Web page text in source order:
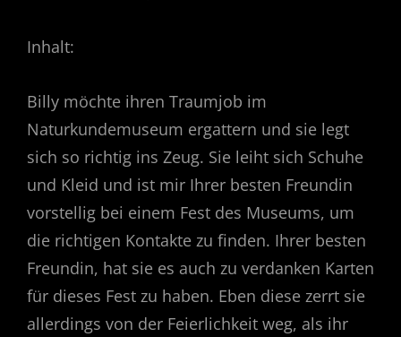
Inhalt:
Billy möchte ihren Traumjob im
Naturkundemuseum ergattern und sie legt
sich so richtig ins Zeug. Sie leiht sich Schuhe
und Kleid und ist mir Ihrer besten Freundin
vorstellig bei einem Fest des Museums, um
die richtigen Kontakte zu finden. Ihrer besten
Freundin, hat sie es auch zu verdanken Karten
für dieses Fest zu haben. Eben diese zerrt sie
allerdings von der Feierlichkeit weg, als ihr